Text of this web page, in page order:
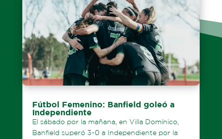
Fútbol Femenino: Banfield goleó a
Independiente
El sábado por la mañana, en Villa Domínico,
Banfield superó 3-0 a Independiente por la